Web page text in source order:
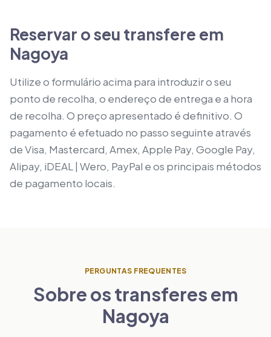
Reservar o seu transfere em
Nagoya
Utilize o formulário acima para introduzir o seu
ponto de recolha, o endereço de entrega e a hora
de recolha. O preço apresentado é definitivo. O
pagamento é efetuado no passo seguinte através
de Visa, Mastercard, Amex, Apple Pay, Google Pay,
Alipay, iDEAL | Wero, PayPal e os principais métodos
de pagamento locais.
PERGUNTAS FREQUENTES
Sobre os transferes em
Nagoya